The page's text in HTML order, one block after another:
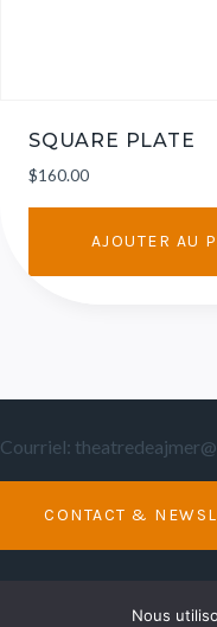
SQUARE PLATE
$160.00
AJOUTER AU
Courriel:
CONTACT &
Nous